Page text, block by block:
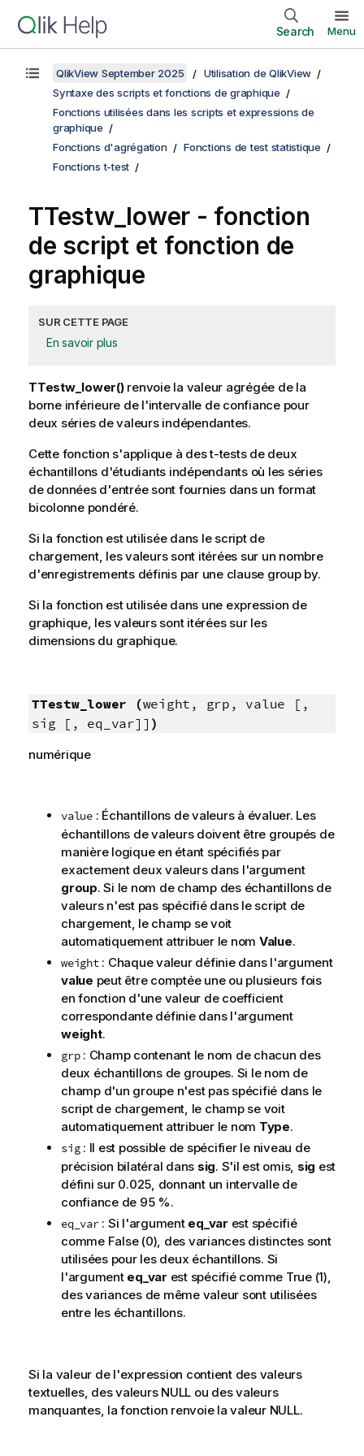
Search Menu
QlikView September 2025
Utilisation de QlikView
Syntaxe des scripts et fonctions de graphique
Fonctions utilisées dans les scripts et expressions de
graphique
Fonctions d'agrégation
Fonctions de test statistique
Fonctions t-test
TTestw_lower - fonction
de script et fonction de
graphique
SUR CETTE PAGE
En savoir plus
TTestw_lower()renvoie la valeur agrégée de la
borne inférieure de l'intervalle de confiance pour
deux séries de valeurs indépendantes.
Cette fonction s'applique à des t-tests de deux
échantillons d'étudiants indépendants où les séries
de données d'entrée sont fournies dans un format
bicolonne pondéré.
Si la fonction est utilisée dans le script de
chargement, les valeurs sont itérées sur un nombre
d'enregistrements définis par une clause group by.
Si la fonction est utilisée dans une expression de
graphique, les valeurs sont itérées sur les
dimensions du graphique.
TTestw_lower (weight, grp, value [,
sig [, eq_var]] )
numérique
value: Échantillons de valeurs à évaluer. Les
échantillons de valeurs doivent être groupés de
manière logique en étant spécifiés par
exactement deux valeurs dans l'argument
group. Si le nom de champ des échantillons de
valeurs n'est pas spécifié dans le script de
chargement, le champ se voit
automatiquement attribuer le nom Value.
weight: Chaque valeur définie dans l'argument
value peut être comptée une ou plusieurs fois
en fonction d'une valeur de coefficient
correspondante définie dans l'argument
weight.
grp: Champ contenant le nom de chacun des
deux échantillons de groupes. Si le nom de
champ d'un groupe n'est pas spécifié dans le
script de chargement, le champ se voit
automatiquement attribuer le nom Type.
sig: Il est possible de spécifier le niveau de
précision bilatéral dans sig. S'il est omis, sig est
défini sur 0.025, donnant un intervalle de
confiance de 95 %.
eq_var: Si l'argument eq_var est spécifié
comme False(0), des variances distinctes sont
utilisées pour les deux échantillons. Si
l'argument eq_var est spécifié comme True(1),
des variances de même valeur sont utilisées
entre les échantillons.
Si la valeur de l'expression contient des valeurs
textuelles, des valeurs NULL ou des valeurs
manquantes, la fonction renvoie la valeur NULL.